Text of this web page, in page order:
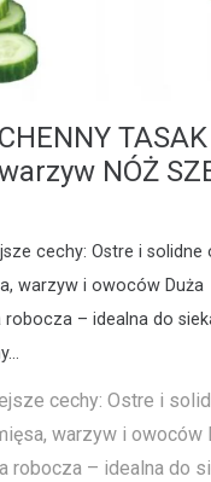
NÓŻ
cechy: Ostre i solidne
warzyw i owoców Duża
– idealna do
cechy: Ostre i
warzyw i owoców
robocza – idealna do